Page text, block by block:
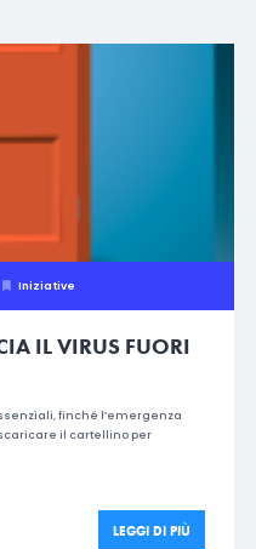
Iniziative
IL VIRUS FUORI
finché l’emergenza
il cartellino per
LEGGI DI PIÙ